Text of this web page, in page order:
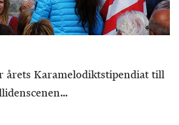
årets Karamelodiktstipendiat till